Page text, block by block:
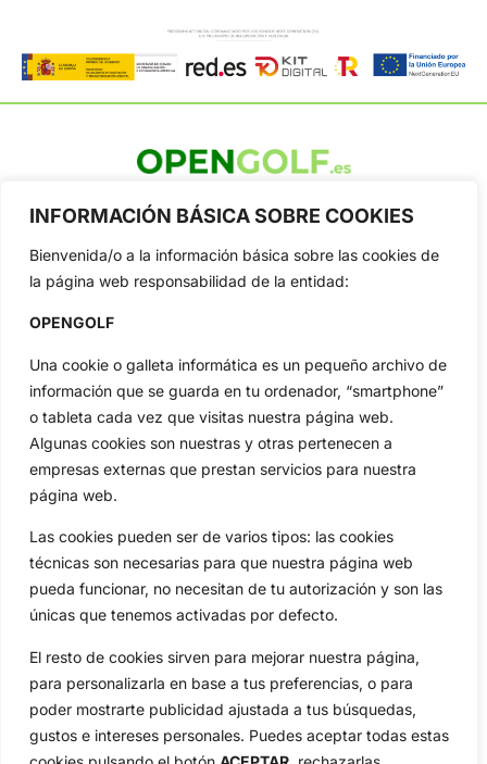
INFORMACIÓN BÁSICA SOBRE COOKIES
Bienvenida/o a la información básica sobre las cookies de
la página web responsabilidad de la entidad:
OPENGOLF
Una cookie o galleta informática es un pequeño archivo de
información que se guarda en tu ordenador, “smartphone”
o tableta cada vez que visitas nuestra página web.
Algunas cookies son nuestras y otras pertenecen a
empresas externas que prestan servicios para nuestra
página web.
Las cookies pueden ser de varios tipos: las cookies
técnicas son necesarias para que nuestra página web
pueda funcionar, no necesitan de tu autorización y son las
únicas que tenemos activadas por defecto.
El resto de cookies sirven para mejorar nuestra página,
para personalizarla en base a tus preferencias, o para
poder mostrarte publicidad ajustada a tus búsquedas,
gustos e intereses personales. Puedes aceptar todas estas
profesional y amateur, resultados en directo, vídeos, noticias,
Tour...
Categorias
Inicio
Amateurs
Circuitos
Especiales
Reglas
Vídeos
De Interés
Compañía
Aviso Legal
Política de Privacidad
Política de Cookies
Publicidad
Newsletters
Copyright © 2025 OpenGolf | Diseño por TecnoQuatre